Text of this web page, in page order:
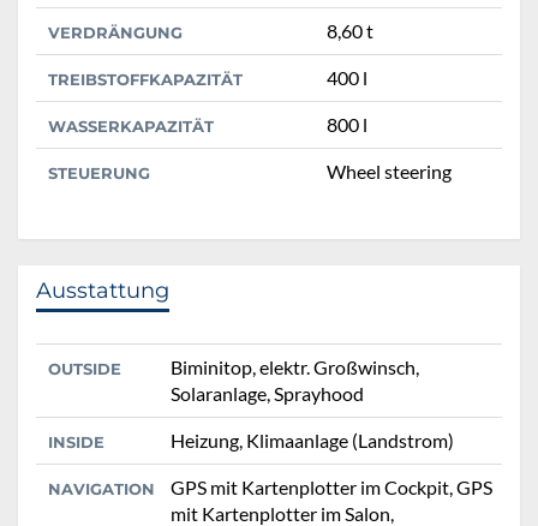
VERDRÄNGUNG 8,60 t
TREIBSTOFFKAPAZITÄT 400 l
WASSERKAPAZITÄT 800 l
STEUERUNG Wheel steering
Ausstattung
OUTSIDE
Biminitop, elektr. Großwinsch,
Solaranlage, Sprayhood
INSIDE Heizung, Klimaanlage (Landstrom)
NAVIGATION
GPS mit Kartenplotter im Cockpit, GPS
mit Kartenplotter im Salon,